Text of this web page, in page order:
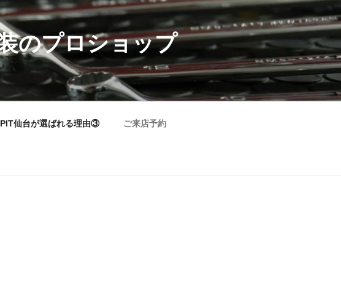
のプロショップ
仙台が選ばれる理由③ ご来店予約